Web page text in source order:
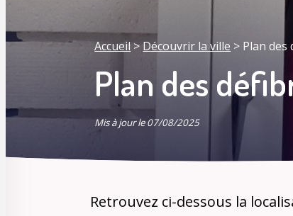
Accueil> Découvrir la ville > Plan
Plan des
Mis à jour le 07/08/2025
Retrouvez ci-dessous la